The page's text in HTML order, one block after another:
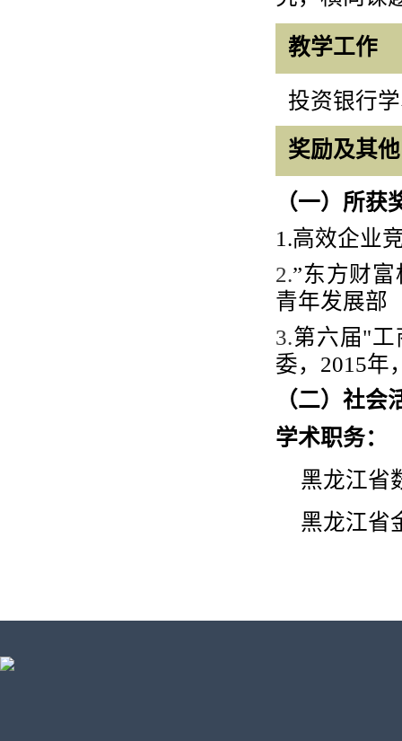
教学工作
投资银行
奖励及其他
（一）所获
1.高效企业
2.”东方财富
青年发展部
3.第六届"工
委， 2015年
（二）社会
学术职务：
黑龙江省
黑龙江省